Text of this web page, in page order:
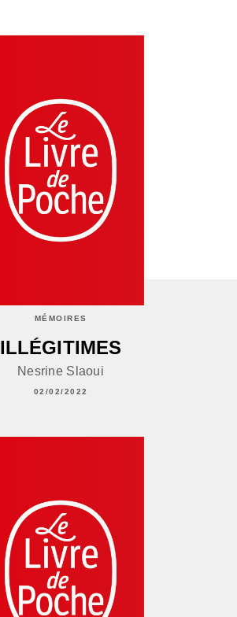
MÉMOIRES
ILLÉGITIMES
Nesrine Slaoui
02/02/2022